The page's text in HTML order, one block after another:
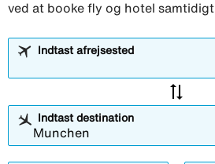
ved at booke fly og hotel samtidigt.
Indtast afrejsested
sync_alt
Indtast destination